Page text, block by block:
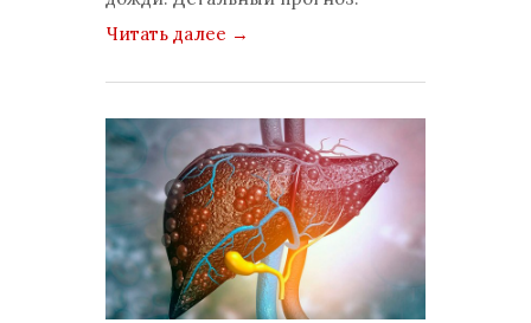
Читать далее →